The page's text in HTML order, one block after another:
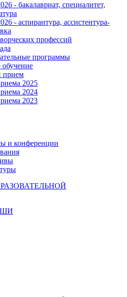
- бакалавриат, специалитет,
- аспирантура, ассистентура-
профессий
программы
прием
2025
2024
2023
и конференции